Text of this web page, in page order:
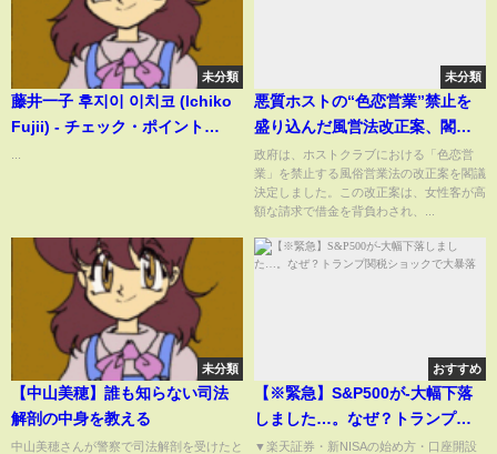
未分類
藤井一子 후지이 이치코 (Ichiko
Fujii) - チェック・ポイント
未分類
悪質ホストの“色恋営業”禁止を
盛り込んだ風営法改正案、閣議
決定
政府は、ホストクラブにおける「色恋営
業」を禁止する風俗営業法の改正案を閣議
決定しました。この改正案は、女性客が高
額な請求で借金を背負わされ、...
未分類
【中山美穂】誰も知らない司法
解剖の中身を教える
中山美穂さんが警察で司法解剖を受けたと
おすすめ
【※緊急】S&P500が-大幅下落
しました…。なぜ？トランプ関
税ショックで大暴落
▼楽天証券・新NISAの始め方・口座開設